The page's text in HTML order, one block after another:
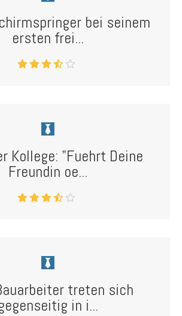
bei seinem
ersten frei...
Kollege: "Fuehrt Deine
Freundin oe...
treten sich
in i...